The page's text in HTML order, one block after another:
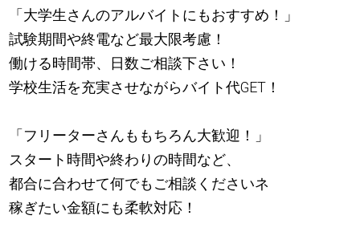
「大学生さんのアルバイトにもおすすめ！」
試験期間や終電など最大限考慮！
働ける時間帯、日数ご相談下さい！
学校生活を充実させながらバイト代GET！
「フリーターさんももちろん大歓迎！」
スタート時間や終わりの時間など、
都合に合わせて何でもご相談くださいネ
稼ぎたい金額にも柔軟対応！